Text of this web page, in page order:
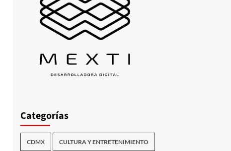
Categorías
CDMX CULTURA Y ENTRETENIMIENTO